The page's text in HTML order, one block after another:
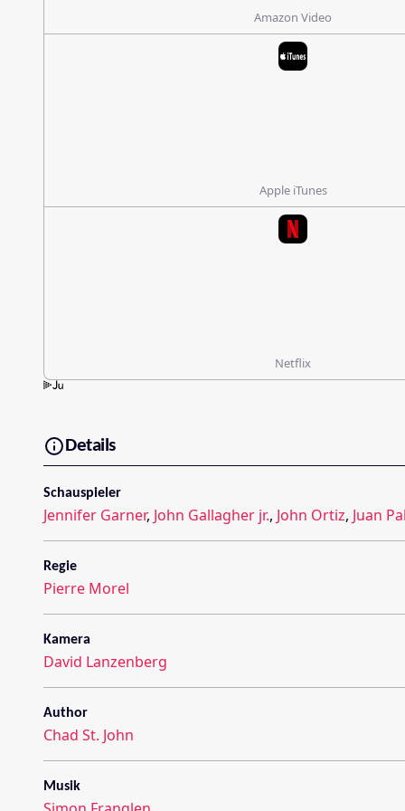
Amazon Video
Apple iTunes
Netflix
Details
Schauspieler
Jennifer Garner, John Gallagher jr., John Ortiz, Juan
Regie
Pierre Morel
Kamera
David Lanzenberg
Author
Chad St. John
Musik